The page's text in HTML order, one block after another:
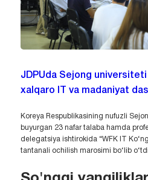
JDPUda Sejong
xalqaro IT va madaniyat
Koreya Respublikasining nufuzli
buyurgan 23 nafar talaba hamda
delegatsiya ishtirokida “WFK IT
tantanali ochilish marosimi bo‘lib o‘tdi.